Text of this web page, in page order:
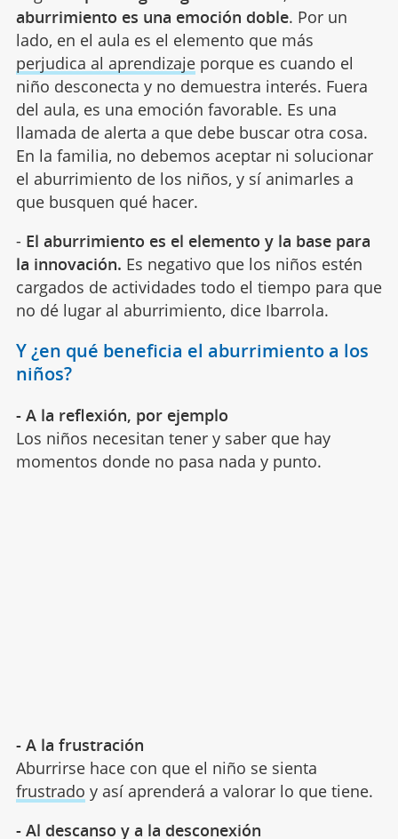
aburrimiento es una emoción doble. Por un
lado, en el aula es el elemento que más
perjudica al aprendizajeporque es cuando el
niño desconecta y no demuestra interés. Fuera
del aula, es una emoción favorable. Es una
llamada de alerta a que debe buscar otra cosa.
En la familia, no debemos aceptar ni solucionar
el aburrimiento de los niños, y sí animarles a
que busquen qué hacer.
- El aburrimiento es el elemento y la base para
la innovación. Es negativo que los niños estén
cargados de actividades todo el tiempo para que
no dé lugar al aburrimiento, dice Ibarrola.
Y ¿en qué beneficia el aburrimiento a los
niños?
- A la reflexión, por ejemplo
Los niños necesitan tener y saber que hay
momentos donde no pasa nada y punto.
- A la frustración
Aburrirse hace con que el niño se sienta
frustrado y así aprenderá a valorar lo que tiene.
- Al descanso y a la desconexión